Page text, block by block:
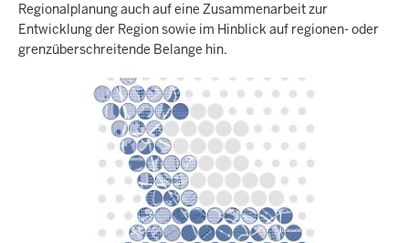
T
S
S
Regionalplanung auch auf eine Zusammenarbeit zur
Entwicklung der Region sowie im Hinblick auf regionen- oder
grenzüberschreitende Belange hin.